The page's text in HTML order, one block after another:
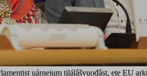
uárnejum tilálâšvuođâst, ete EU